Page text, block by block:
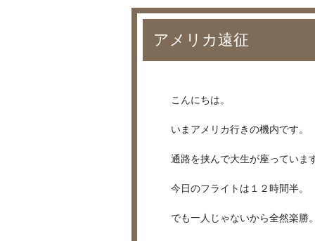
アメリカ遠征
こんにちは。
いまアメリカ行きの機内です。
通路を挟んで大生が座っていま
今日のフライトは１２時間半。
でも一人じゃないから全然楽勝